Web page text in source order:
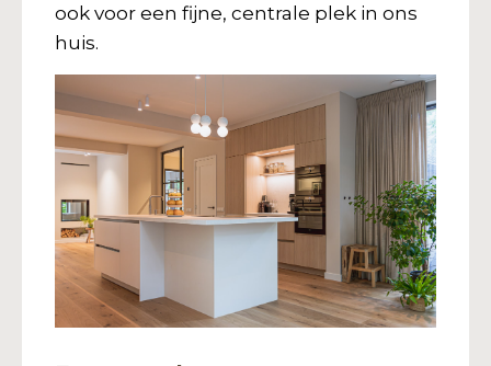
ook voor een fijne, centrale plek in ons
huis.